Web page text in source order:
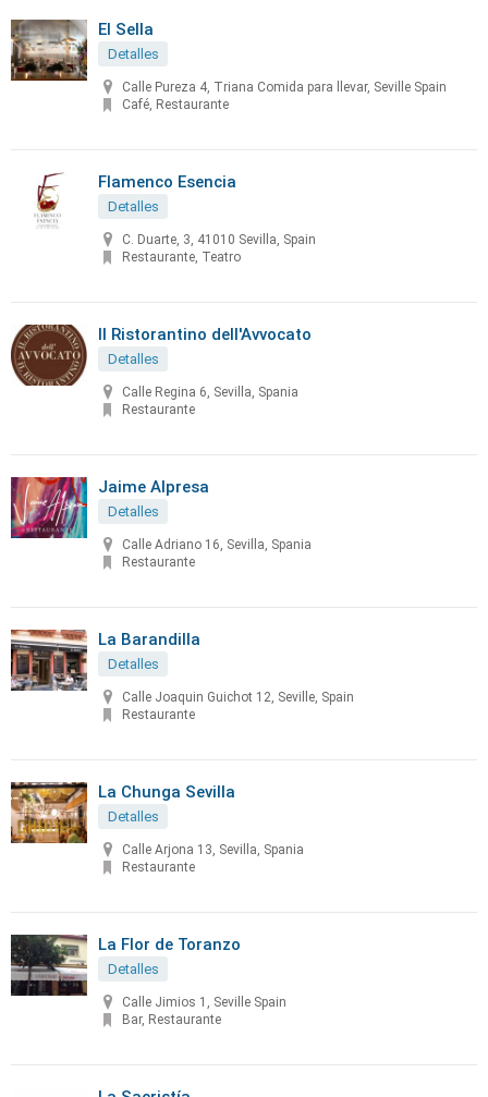
El Sella
Detalles
Calle Pureza 4, Triana Comida para llevar, Seville Spain
Café, Restaurante
Flamenco Esencia
Detalles
C. Duarte, 3, 41010 Sevilla, Spain
Restaurante, Teatro
Il Ristorantino dell'Avvocato
Detalles
Calle Regina 6, Sevilla, Spania
Restaurante
Jaime Alpresa
Detalles
Calle Adriano 16, Sevilla, Spania
Restaurante
La Barandilla
Detalles
Calle Joaquin Guichot 12, Seville, Spain
Restaurante
La Chunga Sevilla
Detalles
Calle Arjona 13, Sevilla, Spania
Restaurante
La Flor de Toranzo
Detalles
Calle Jimios 1, Seville Spain
Bar, Restaurante